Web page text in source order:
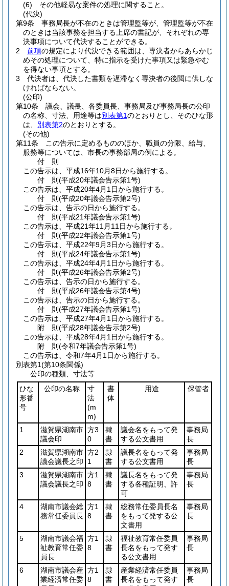
(6)
その他軽易な案件の処理に関すること。
(代決)
第9条
事務局長が不在のときは管理監等が、管理監等が不在
のときは当該事務を担当する上席の書記が、それぞれの専
決事項について代決することができる。
2
前項の規定により代決できる範囲は、専決者からあらかじ
めその処理について、特に指示を受けた事項又は緊急やむ
を得ない事項とする。
3
代決者は、代決した書類を遅滞なく専決者の後閲に供しな
ければならない。
(公印)
第10条
議会、議長、各委員長、事務局及び事務局長の公印
の名称、寸法、用途等は別表第1のとおりとし、そのひな形
は、 別表第2のとおりとする。
(その他)
第11条
この告示に定めるもののほか、職員の分限、給与、
服務等については、市長の事務部局の例による。
付 則
この告示は、平成16年10月8日から施行する。
付 則(平成20年議会告示第1号)
この告示は、平成20年4月1日から施行する。
付 則(平成20年議会告示第2号)
この告示は、告示の日から施行する。
付 則(平成21年議会告示第1号)
この告示は、平成21年11月11日から施行する。
付 則(平成22年議会告示第1号)
この告示は、平成22年9月3日から施行する。
付 則(平成24年議会告示第1号)
この告示は、平成24年4月1日から施行する。
付 則(平成26年議会告示第2号)
この告示は、告示の日から施行する。
付 則(平成26年議会告示第4号)
この告示は、告示の日から施行する。
付 則(平成27年議会告示第1号)
この告示は、平成27年4月1日から施行する。
附 則(平成28年議会告示第2号)
この告示は、平成28年4月1日から施行する。
附 則(令和7年議会告示第1号)
この告示は、令和7年4月1日から施行する。
別表第1(第10条関係)
公印の種類、寸法等
ひな
形番
号
公印の名称
寸
法
(m
m)
書
体
用途 保管者
1
滋賀県湖南市
議会印
方3
0
隷
書
議会名をもって発
する公文書用
事務局
長
2
滋賀県湖南市
議会議長之印
方2
1
隷
書
議長名をもって発
する公文書用
事務局
長
3
滋賀県湖南市
議会議長之印
方1
8
隷
書
議長名をもって発
する各種証明、許
可
事務局
長
4
湖南市議会総
務常任委員長
方1
8
隷
書
総務常任委員長名
をもって発する公
文書用
事務局
長
5
湖南市議会福
祉教育常任委
員長
方1
8
隷
書
福祉教育常任委員
長名をもって発す
る公文書用
事務局
長
6
湖南市議会産
業経済常任委
方1
8
隷
書
産業経済常任委員
長名をもって発す
事務局
長